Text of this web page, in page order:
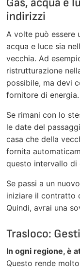
indirizzi
A volte può essere
acqua e luce sia
vecchia. Ad
ristrutturazione
possibile, ma devi
fornitore di energia.
Se rimani con lo
le date del
casa che della
fornita
questo intervallo di
Se passi a un
iniziare il contratto
Quindi, avrai una
Trasloco:
In ogni regione, è
Questo rende